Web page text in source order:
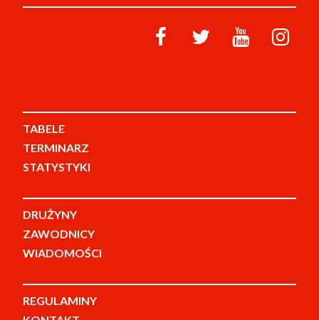
TABELE
TERMINARZ
STATYSTYKI
DRUŻYNY
ZAWODNICY
WIADOMOŚCI
REGULAMINY